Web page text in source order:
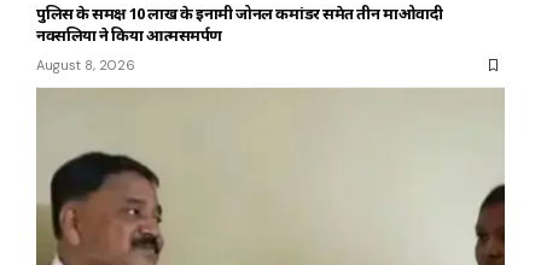
पुलिस के समक्ष 10 लाख के इनामी जोनल कमांडर समेत तीन माओवादी
नक्सलियों ने किया आत्मसमर्पण
August 8, 2026